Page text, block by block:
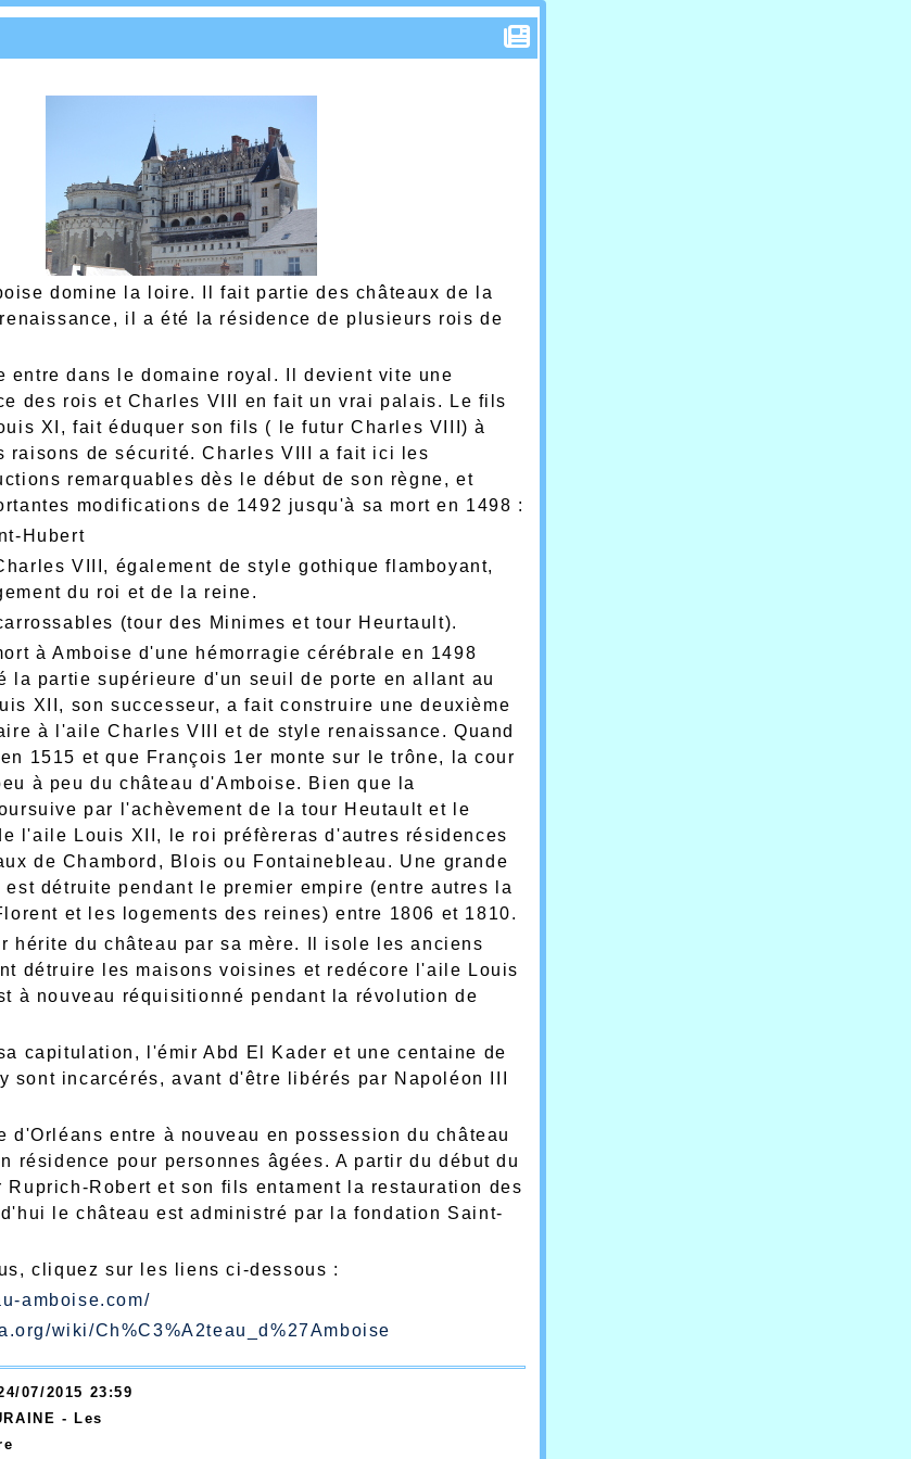
domine la loire. Il fait partie des châteaux de la
il a été la résidence de plusieurs rois de
entre dans le domaine royal. Il devient vite une
des rois et Charles VIII en fait un vrai palais. Le fils
XI, fait éduquer son fils ( le futur Charles VIII) à
raisons de sécurité. Charles VIII a fait ici les
remarquables dès le début de son règne, et
modifications de 1492 jusqu'à sa mort en 1498 :
Hubert
VIII, également de style gothique flamboyant,
du roi et de la reine.
(tour des Minimes et tour Heurtault).
à Amboise d'une hémorragie cérébrale en 1498
la partie supérieure d'un seuil de porte en allant au
XII, son successeur, a fait construire une deuxième
à l'aile Charles VIII et de style renaissance. Quand
1515 et que François 1er monte sur le trône, la cour
à peu du château d'Amboise. Bien que la
par l'achèvement de la tour Heutault et le
l'aile Louis XII, le roi préfèreras d'autres résidences
de Chambord, Blois ou Fontainebleau. Une grande
est détruite pendant le premier empire (entre autres la
et les logements des reines) entre 1806 et 1810.
hérite du château par sa mère. Il isole les anciens
détruire les maisons voisines et redécore l'aile Louis
à nouveau réquisitionné pendant la révolution de
capitulation, l'émir Abd El Kader et une centaine de
sont incarcérés, avant d'être libérés par Napoléon III
d'Orléans entre à nouveau en possession du château
résidence pour personnes âgées. A partir du début du
Ruprich-Robert et son fils entament la restauration des
le château est administré par la fondation Saint-
cliquez sur les liens ci-dessous :
amboise.com/
wiki/Ch%C3%A2teau_d%27Amboise
07/2015 23:59
- Les